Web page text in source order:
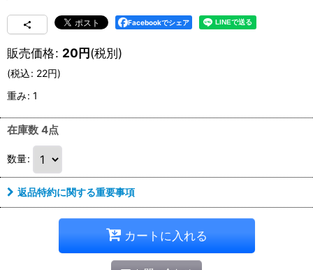
Facebookでシェア
販売価格: 20円(税別)
(税込: 22円)
重み: 1
在庫数 4点
数量:
返品特約に関する重要事項
カートに入れる